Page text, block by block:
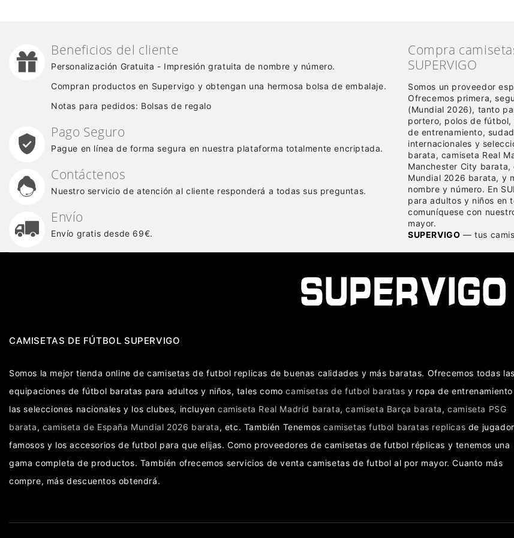
Beneficios del cliente
Personalización Gratuita - Impresión gratuita de nombre y número.
Compran productos en Supervigo y obtengan una hermosa bolsa de embalaje.
Notas para pedidos: Bolsas de regalo
Pago Seguro
Pague en línea de forma segura en nuestra plataforma totalmente encriptada.
Contáctenos
Nuestro servicio de atención al cliente responderá a todas sus preguntas.
Envío
Envío gratis desde 69€.
Compra
SUPERVIGO
Somos un proveedor
Ofrecemos primera,
(Mundial 2026), tanto
portero, polos de
de entrenamiento,
internacionales y
barata, camiseta Real
Manchester City
Mundial 2026 barata, y
nombre y número. En
para adultos y niños en
comuníquese con
mayor.
SUPERVIGO — tus
CAMISETAS DE FÚTBOL SUPERVIGO
Somos la mejor tienda online de camisetas de futbol replicas de buenas calidades y más baratas. Ofrecemos todas las
equipaciones de fútbol baratas para adultos y niños, tales comocamisetas de futbol baratas y ropa de
las selecciones nacionales y los clubes, incluyencamiseta Real Madrid barata,camiseta Barça barata,camiseta PSG
barata, camiseta de España Mundial 2026 barata, etc. También Tenemoscamisetas futbol baratas replicas de
famosos y los accesorios de futbol para que elijas. Como proveedores de camisetas de futbol réplicas y tenemos una
gama completa de productos. También ofrecemos servicios de venta camisetas de futbol al por mayor. Cuanto más
compre, más descuentos obtendrá.